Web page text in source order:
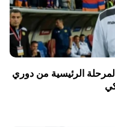
الرئيسية من دوري